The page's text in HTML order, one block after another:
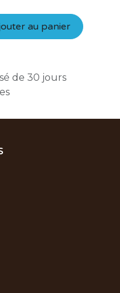
au panier
de 30 jours